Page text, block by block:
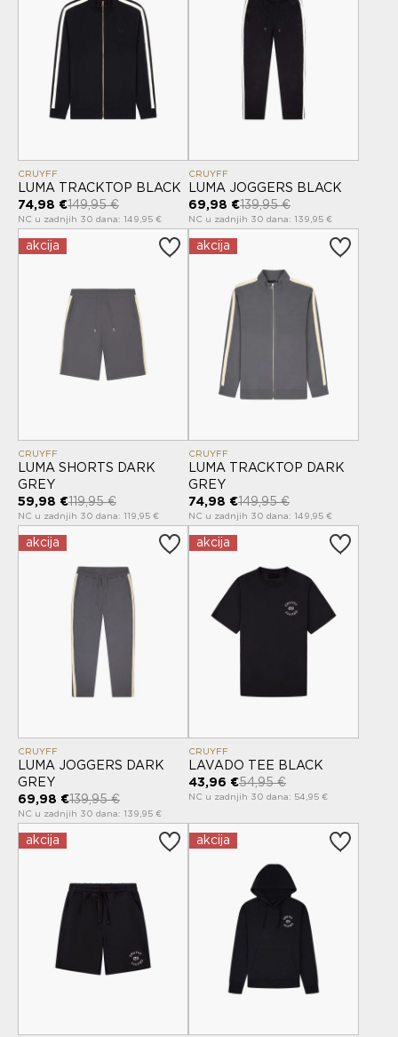
CRUYFF
LUMA TRACKTOP BLACK
74,98 €149,95 €
NC u zadnjih 30 dana: 149,95 €
CRUYFF
LUMA JOGGERS BLACK
69,98 €139,95 €
NC u zadnjih 30 dana: 139,95 €
akcija
CRUYFF
LUMA SHORTS DARK
GREY
59,98 €119,95 €
NC u zadnjih 30 dana: 119,95 €
akcija
CRUYFF
LUMA TRACKTOP DARK
GREY
74,98 €149,95 €
NC u zadnjih 30 dana: 149,95 €
akcija
CRUYFF
LUMA JOGGERS DARK
GREY
69,98 €139,95 €
NC u zadnjih 30 dana: 139,95 €
akcija
CRUYFF
LAVADO TEE BLACK
43,96 €54,95 €
NC u zadnjih 30 dana: 54,95 €
akcija akcija